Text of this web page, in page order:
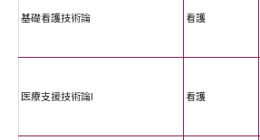
基礎看護技術論 看護
医療支援技術論I 看護